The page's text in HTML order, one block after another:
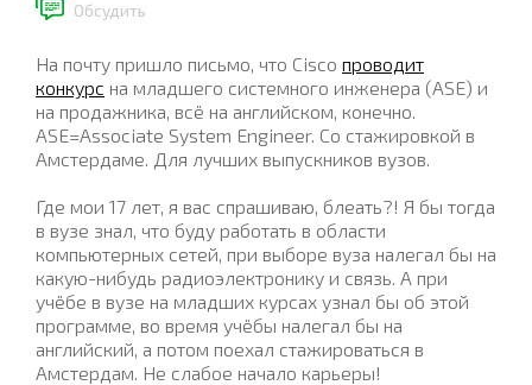
Обсудить
На почту пришло письмо, что Cisco проводит
конкурс на младшего системного инженера (ASE) и
на продажника, всё на английском, конечно.
ASE=Associate System Engineer. Со стажировкой в
Амстердаме. Для лучших выпускников вузов.
Где мои 17 лет, я вас спрашиваю, блеать?! Я бы тогда
в вузе знал, что буду работать в области
компьютерных сетей, при выборе вуза налегал бы на
какую-нибудь радиоэлектронику и связь. А при
учёбе в вузе на младших курсах узнал бы об этой
программе, во время учёбы налегал бы на
английский, а потом поехал стажироваться в
Амстердам. Не слабое начало карьеры!